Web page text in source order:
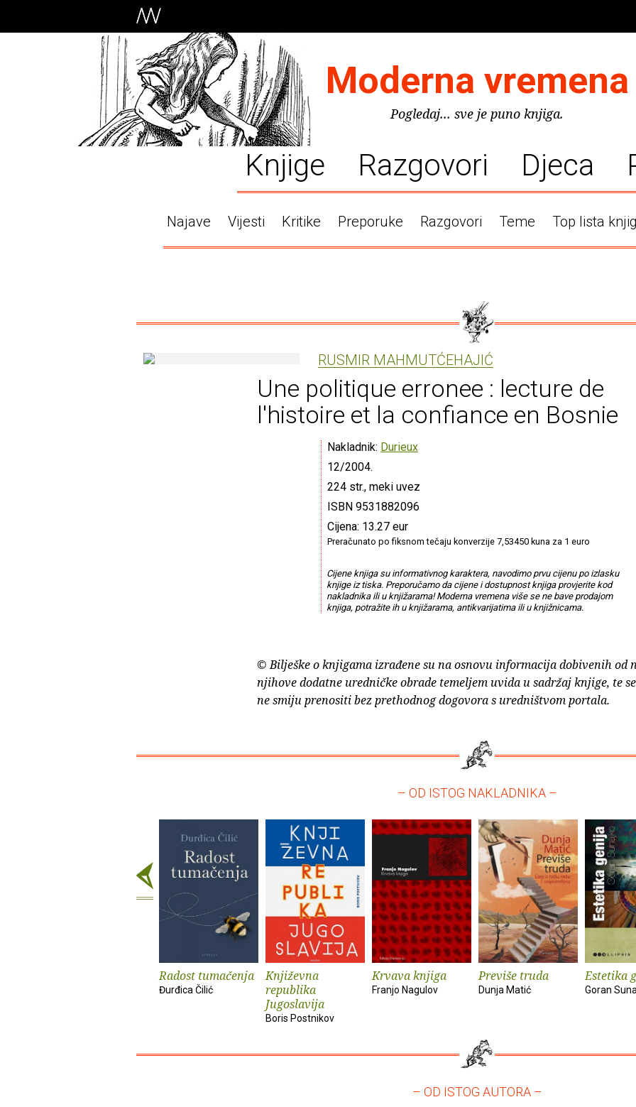
Moderna vremena
Pogledaj... sve je puno knjiga.
Knjige Razgovori Djeca
Najave Vijesti Kritike Preporuke Razgovori Teme Top lista
RUSMIR MAHMUTĆEHAJIĆ
Une politique erronee : lecture de
l'histoire et la confiance en Bosnie
Nakladnik: Durieux
12/2004.
224 str., meki uvez
ISBN 9531882096
Cijena: 13.27 eur
Preračunato po fiksnom tečaju konverzije 7,53450 kuna za 1 euro
Cijene knjiga su informativnog karaktera, navodimo prvu cijenu po izlasku
knjige iz tiska. Preporučamo da cijene i dostupnost knjiga provjerite kod
nakladnika ili u knjižarama! Moderna vremena više se ne bave prodajom
knjiga, potražite ih u knjižarama, antikvarijatima ili u knjižnicama.
© Bilješke o knjigama izrađene su na osnovu informacija dobivenih od
njihove dodatne uredničke obrade temeljem uvida u sadržaj knjige, te
ne smiju prenositi bez prethodnog dogovora s uredništvom portala.
– OD ISTOG NAKLADNIKA –
Radost tumačenja
Đurđica Čilić
Književna
republika
Jugoslavija
Boris Postnikov
Krvava knjiga
Franjo Nagulov
Previše truda
Dunja Matić
Estetika
Goran
– OD ISTOG AUTORA –